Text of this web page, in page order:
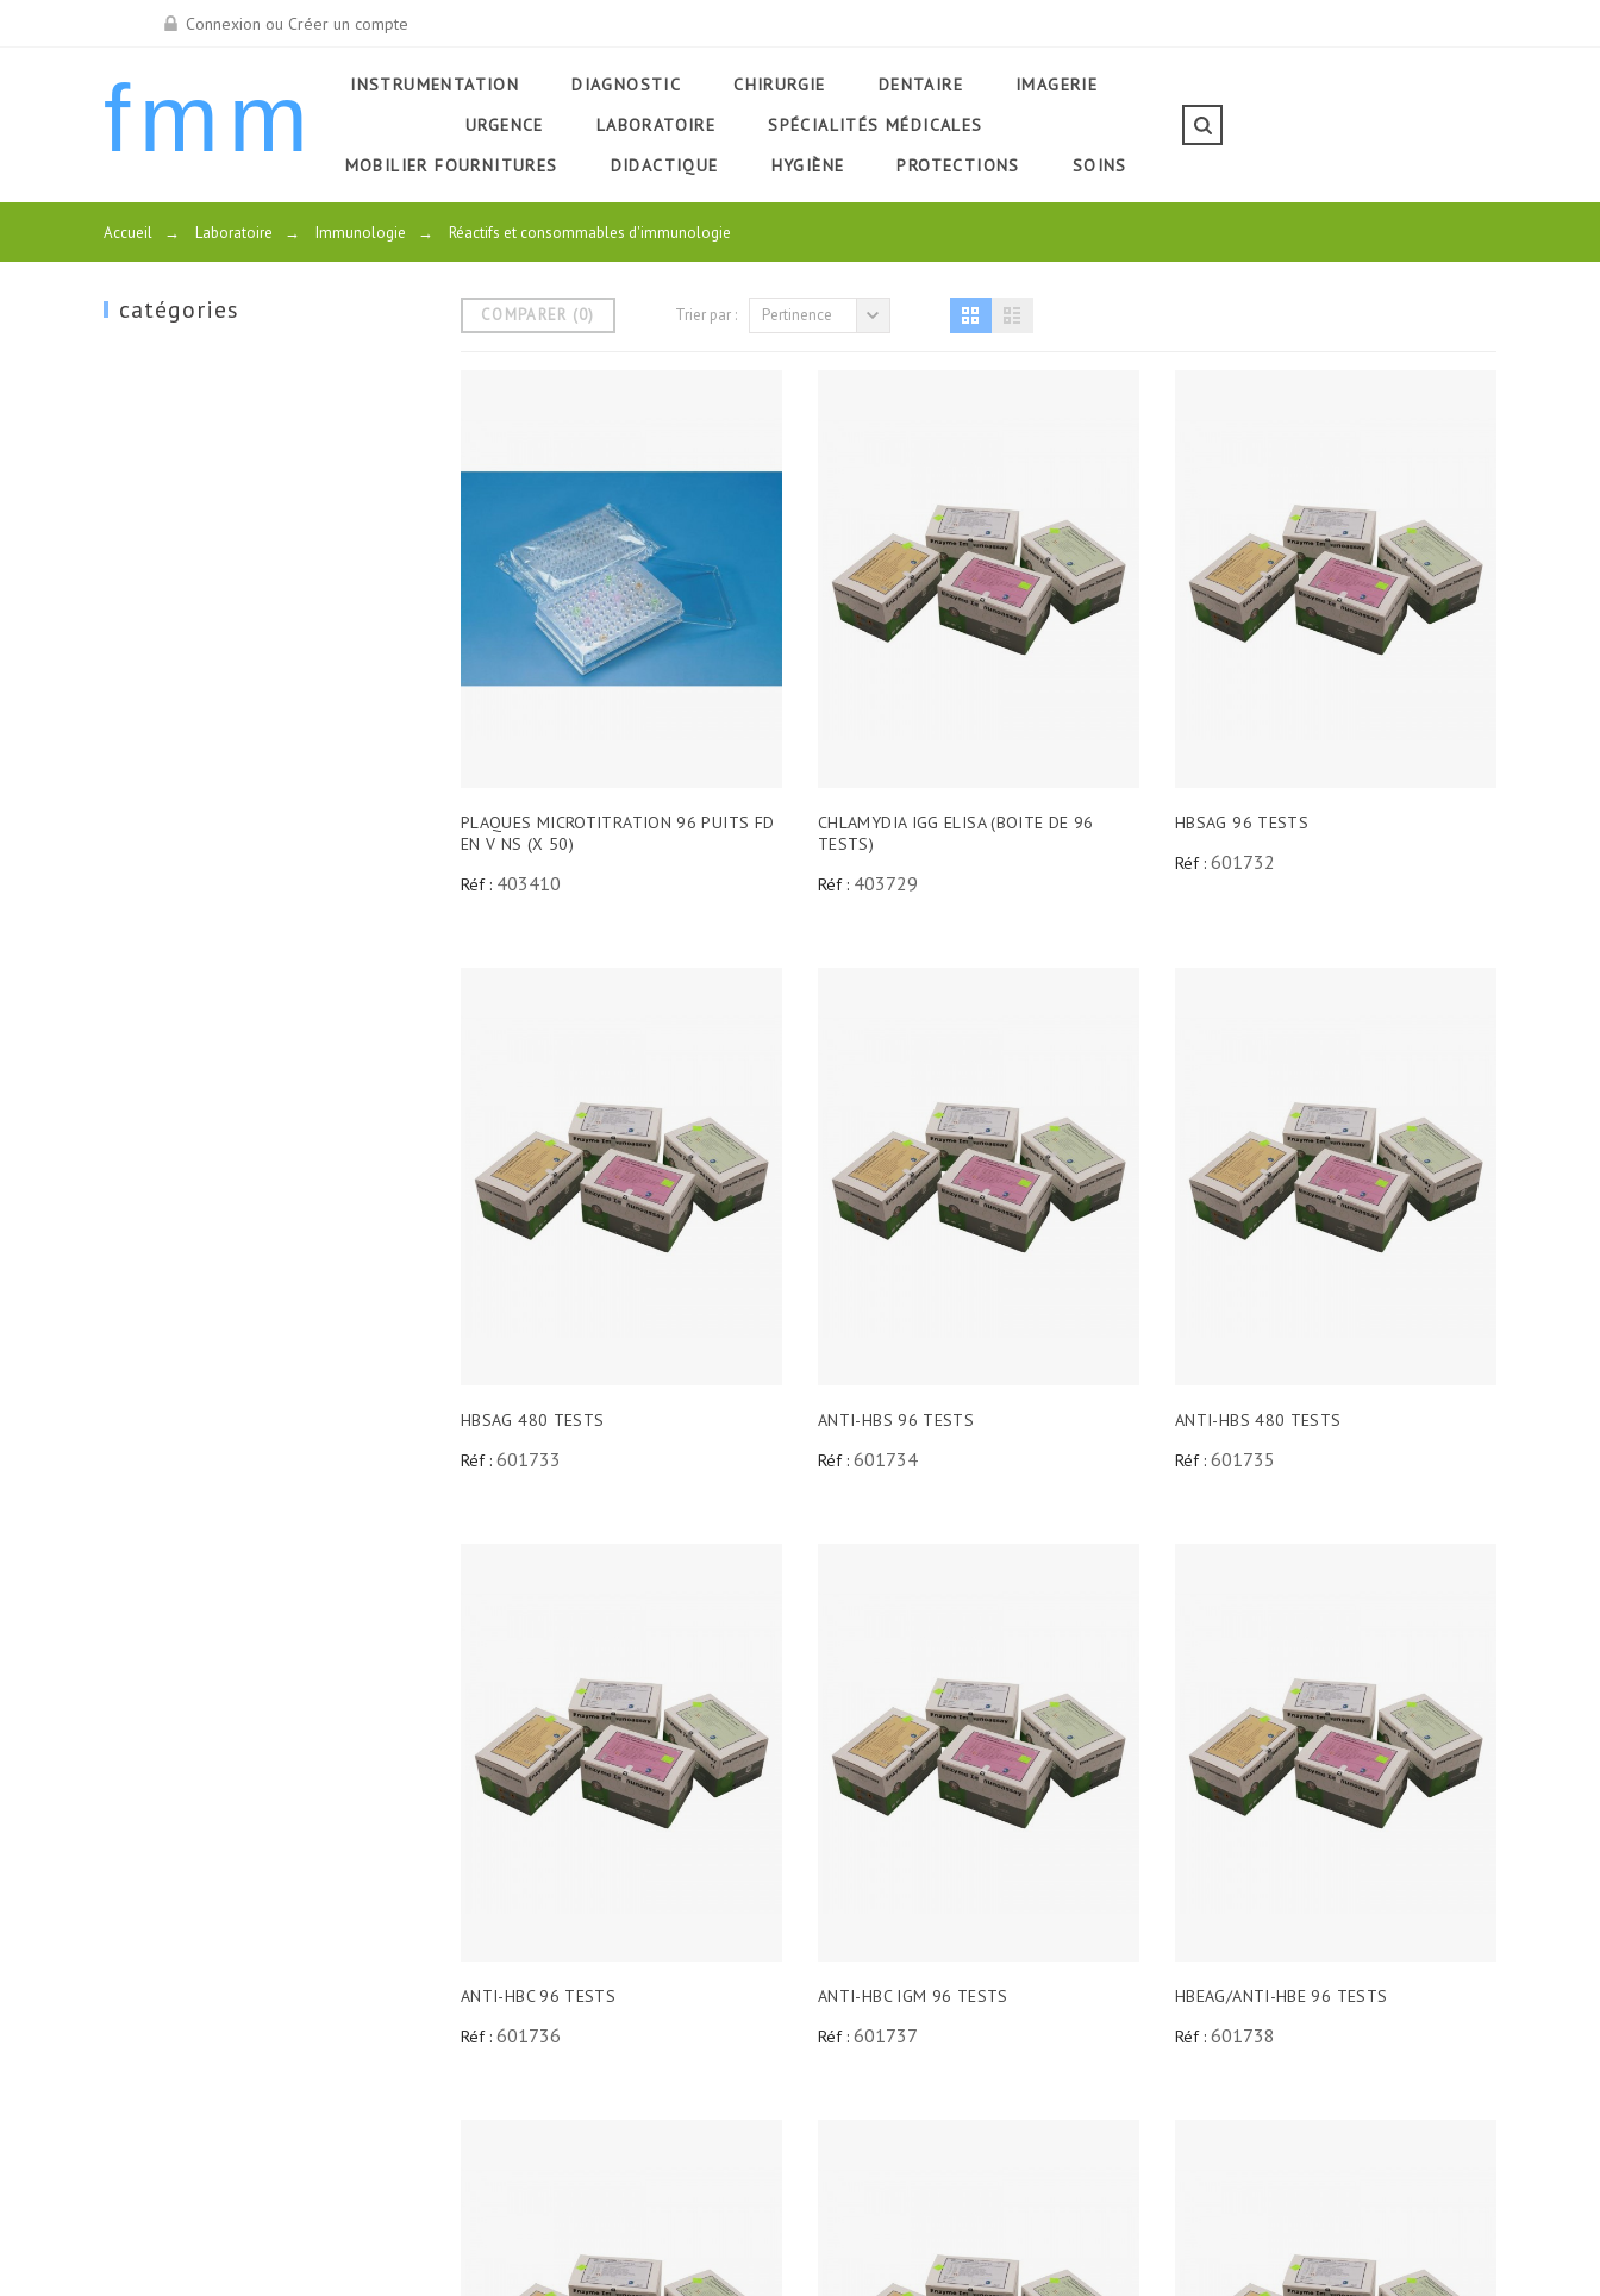
Connexion ou Créer un compte
fmm INSTRUMENTATION DIAGNOSTIC CHIRURGIE DENTAIRE
IMAGERIE
URGENCE
LABORATOIRE
SPÉCIALITÉS MÉDICALES
MOBILIER FOURNITURES
DIDACTIQUE HYGIÈNE PROTECTIONS SOINS
Accueil → Laboratoire → Immunologie → Réactifs et consommables d'immunologie
catégories COMPARER (0) Trier par : Pertinence
PLAQUES MICROTITRATION 96 PUITS FD
EN V NS (X 50)
Réf : 403410
CHLAMYDIA IGG ELISA (BOITE DE 96
TESTS)
Réf : 403729
HBSAG 96 TESTS
Réf : 601732
HBSAG 480 TESTS
Réf : 601733
ANTI-HBS 96 TESTS
Réf : 601734
ANTI-HBS 480 TESTS
Réf : 601735
ANTI-HBC 96 TESTS
Réf : 601736
ANTI-HBC IGM 96 TESTS
Réf : 601737
HBEAG/ANTI-HBE 96 TESTS
Réf : 601738